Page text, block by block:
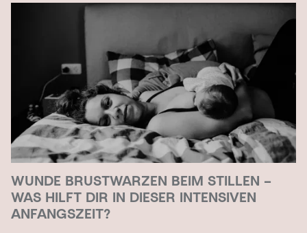
WUNDE BRUSTWARZEN BEIM STILLEN –
WAS HILFT DIR IN DIESER INTENSIVEN
ANFANGSZEIT?